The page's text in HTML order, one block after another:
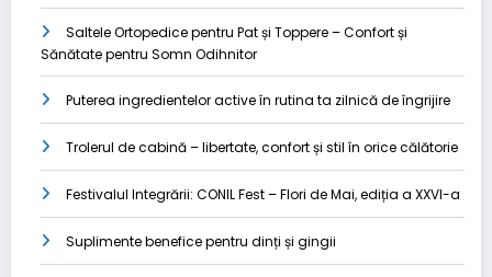
Saltele Ortopedice pentru Pat și Toppere – Confort și
Sănătate pentru Somn Odihnitor
Puterea ingredientelor active în rutina ta zilnică de îngrijire
Trolerul de cabină – libertate, confort și stil în orice călătorie
Festivalul Integrării: CONIL Fest – Flori de Mai, ediția a XXVI-a
Suplimente benefice pentru dinți și gingii